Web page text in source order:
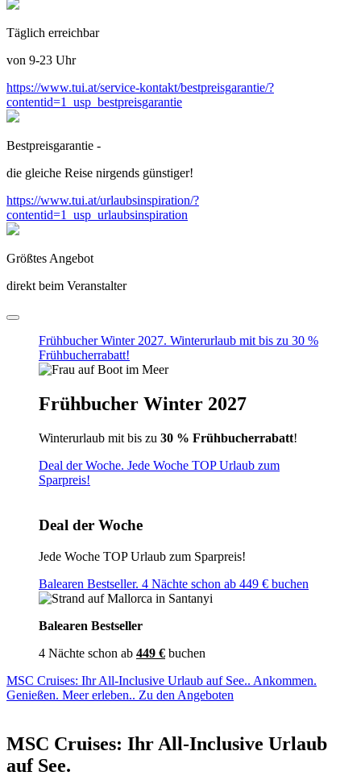
Täglich erreichbar
von 9-23 Uhr
https://www.tui.at/service-kontakt/bestpreisgarantie/?
contentid=1_usp_bestpreisgarantie
Bestpreisgarantie -
die gleiche Reise nirgends günstiger!
https://www.tui.at/urlaubsinspiration/?
contentid=1_usp_urlaubsinspiration
Größtes Angebot
direkt beim Veranstalter
Frühbucher Winter 2027. Winterurlaub mit bis zu 30 %
Frühbucherrabatt!
Frühbucher Winter 2027
Winterurlaub mit bis zu 30 % Frühbucherrabatt!
Deal der Woche. Jede Woche TOP Urlaub zum
Sparpreis!
Deal der Woche
Jede Woche TOP Urlaub zum Sparpreis!
Balearen Bestseller. 4 Nächte schon ab 449 € buchen
Balearen Bestseller
4 Nächte schon ab 449 € buchen
MSC Cruises: Ihr All-Inclusive Urlaub auf See.. Ankommen.
Genießen. Meer erleben.. Zu den Angeboten
MSC Cruises: Ihr All-Inclusive Urlaub
auf See.